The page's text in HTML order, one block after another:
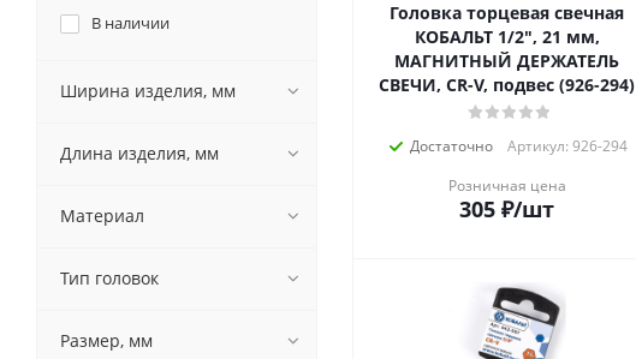
Головка торцевая свечная
КОБАЛЬТ 1/2", 21 мм,
МАГНИТНЫЙ ДЕРЖАТЕЛЬ
СВЕЧИ, CR-V, подвес (926-294)
Достаточно
Артикул: 926-294
Розничная цена
305 ₽/шт
В наличии
Ширина изделия, мм
Длина изделия, мм
Материал
Тип головок
Размер, мм